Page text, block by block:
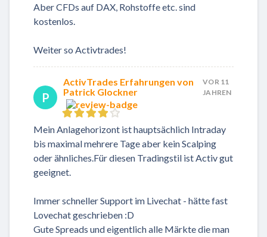
Aber CFDs auf DAX, Rohstoffe etc. sind
kostenlos.
Weiter so Activtrades!
P
ActivTrades Erfahrungen von
Patrick Glockner
VOR 11
JAHREN
Mein Anlagehorizont ist hauptsächlich Intraday
bis maximal mehrere Tage aber kein Scalping
oder ähnliches.Für diesen Tradingstil ist Activ gut
geeignet.
Immer schneller Support im Livechat - hätte fast
Lovechat geschrieben :D
Gute Spreads und eigentlich alle Märkte die man